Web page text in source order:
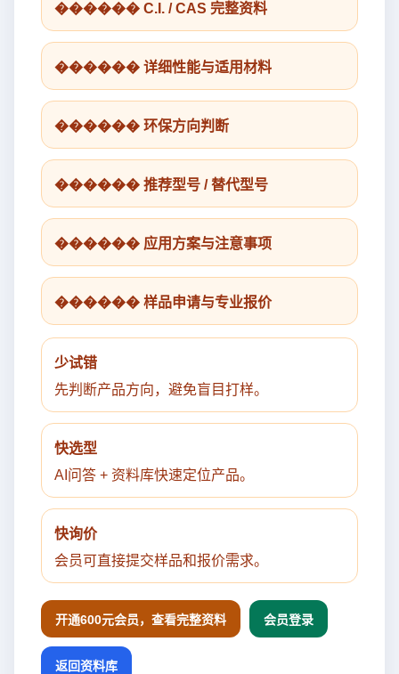
������ C.I. / CAS 完整资料
������ 详细性能与适用材料
������ 环保方向判断
������ 推荐型号 / 替代型号
������ 应用方案与注意事项
������ 样品申请与专业报价
少试错
先判断产品方向，避免盲目打样。
快选型
AI问答 + 资料库快速定位产品。
快询价
会员可直接提交样品和报价需求。
开通600元会员，查看完整资料 会员登录
返回资料库